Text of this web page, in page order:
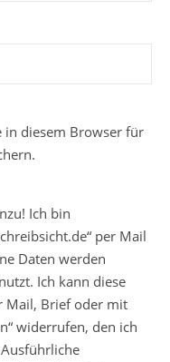
in diesem Browser für
Ich bin
per Mail
Daten werden
Ich kann diese
Mail, Brief oder mit
widerrufen, den ich